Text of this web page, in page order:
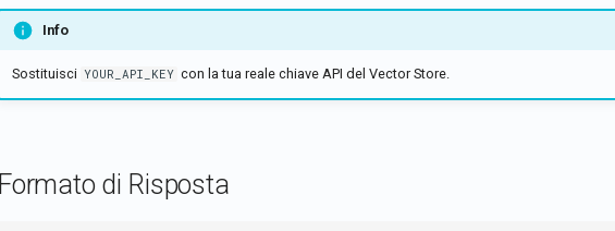
Info
Sostituisci YOUR_API_KEY con la tua reale chiave API del Vector Store.
Formato di Risposta